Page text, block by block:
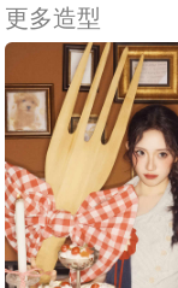
更多造型